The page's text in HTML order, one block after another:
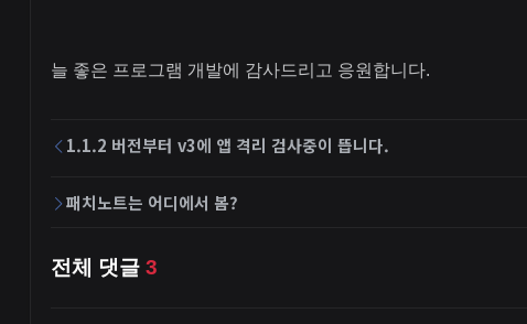
늘 좋은 프로그램 개발에 감사드리고 응원합니다.
1.1.2 버전부터 v3에 앱 격리 검사중이 뜹니다.
패치노트는 어디에서 봄?
전체 댓글 3